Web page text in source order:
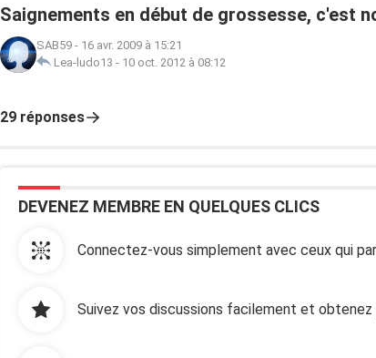
Saignements en début de grossesse, c'est
SAB59 - 16 avr. 2009 à 15:21
Lea-ludo13 - 10 oct. 2012 à 08:12
29 réponses
DEVENEZ MEMBRE EN QUELQUES CLICS
Connectez-vous simplement avec ceux qui
Suivez vos discussions facilement et obtenez